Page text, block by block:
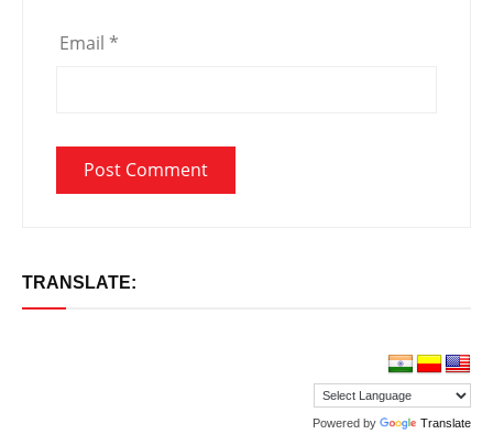
Email *
TRANSLATE:
Powered by Translate